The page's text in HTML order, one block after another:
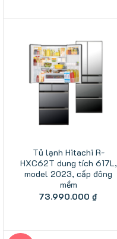
Tủ lạnh Hitachi R-
HXC62T dung tích 617L,
model 2023, cấp đông
mềm
73.990.000 ₫